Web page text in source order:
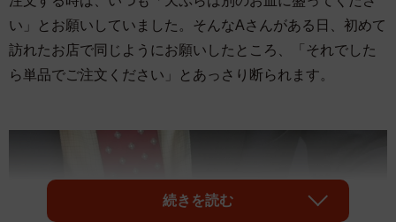
い」とお願いしていました。そんなAさんがある日、初めて
訪れたお店で同じようにお願いしたところ、「それでした
ら単品でご注文ください」とあっさり断られます。
続きを読む